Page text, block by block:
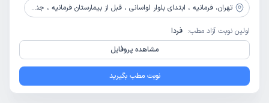
تهران، فرمانیه ، ابتدای بلوار لواسانی ، قبل از بیمارستان فرمانیه ، جنب باشگاه فرمانیه ، ساختمان پزشکان 241 ، طبقه اول ، واحد 2
اولین نوبت آزاد مطب: فردا
مشاهده پروفایل
نوبت مطب بگیرید